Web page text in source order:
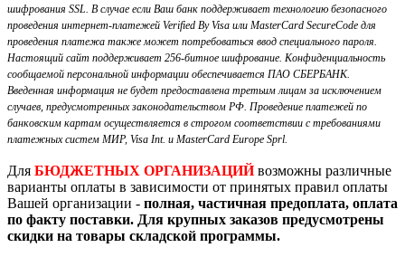
шифрования SSL. В случае если Ваш банк поддерживает технологию безопасного
проведения интернет-платежей Verified By Visa или MasterCard SecureCode для
проведения платежа также может потребоваться ввод специального пароля.
Настоящий сайт поддерживает 256-битное шифрование. Конфиденциальность
сообщаемой персональной информации обеспечивается ПАО СБЕРБАНК.
Введенная информация не будет предоставлена третьим лицам за исключением
случаев, предусмотренных законодательством РФ. Проведение платежей по
банковским картам осуществляется в строгом соответствии с требованиями
платежных систем МИР, Visa Int. и MasterCard Europe Sprl.
Для БЮДЖЕТНЫХ ОРГАНИЗАЦИЙ возможны различные
варианты оплаты в зависимости от принятых правил оплаты
Вашей организации - полная, частичная предоплата, оплата
по факту поставки. Для крупных заказов предусмотрены
скидки на товары складской программы.